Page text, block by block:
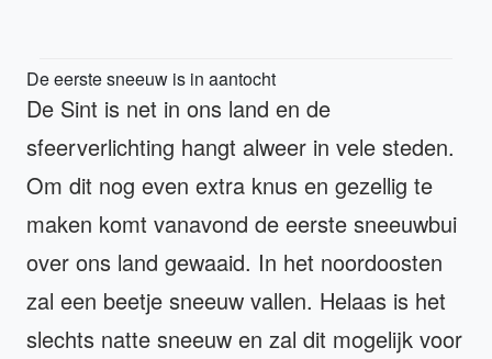
De eerste sneeuw is in aantocht
De Sint is net in ons land en de
sfeerverlichting hangt alweer in vele steden.
Om dit nog even extra knus en gezellig te
maken komt vanavond de eerste sneeuwbui
over ons land gewaaid. In het noordoosten
zal een beetje sneeuw vallen. Helaas is het
slechts natte sneeuw en zal dit mogelijk voor